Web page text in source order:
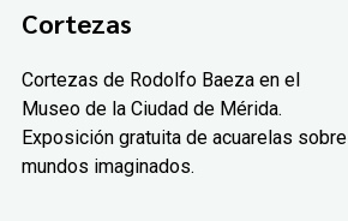
Cortezas
Cortezas de Rodolfo Baeza en el
Museo de la Ciudad de Mérida.
Exposición gratuita de acuarelas sobre
mundos imaginados.